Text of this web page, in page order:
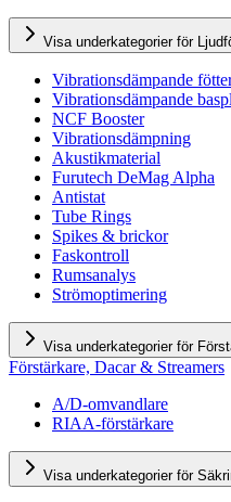
Visa underkategorier för
Vibrationsdämpande
Vibrationsdämpande
NCF Booster
Vibrationsdämpning
Akustikmaterial
Furutech DeMag Alpha
Antistat
Tube Rings
Spikes & brickor
Faskontroll
Rumsanalys
Strömoptimering
Visa underkategorier för
Förstärkare, Dacar & Streamers
A/D-omvandlare
RIAA-förstärkare
Visa underkategorier för